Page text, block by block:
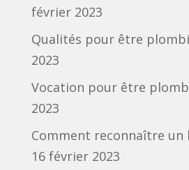
février 2023
Qualités pour être
2023
Vocation pour être
2023
Comment reconnaître un
16 février 2023